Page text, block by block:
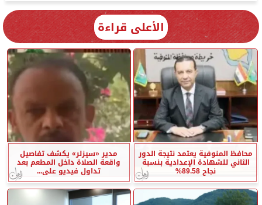
الأعلى قراءة
محافظ المنوفية يعتمد نتيجة الدور
الثاني للشهادة الإعدادية بنسبة
نجاح 89.58%
مدير «سيزلر» يكشف تفاصيل
واقعة الصلاة داخل المطعم بعد
تداول فيديو على...